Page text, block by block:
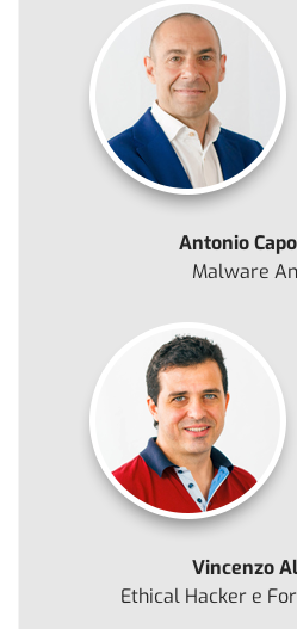
Antonio
Malware
Vincenzo
Ethical Hacker e